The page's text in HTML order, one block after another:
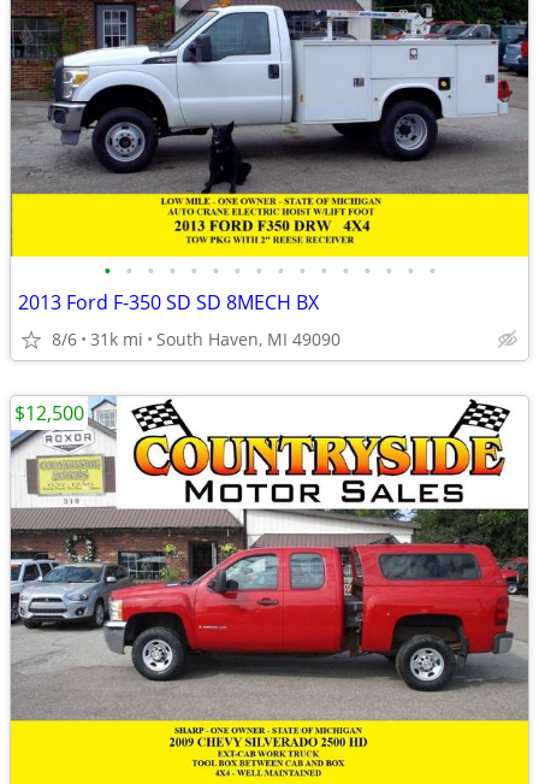
• • • • • • • • • • • • • • • •
2013 Ford F-350 SD SD 8MECH BX
8/6 31k mi South Haven, MI 49090
$12,500